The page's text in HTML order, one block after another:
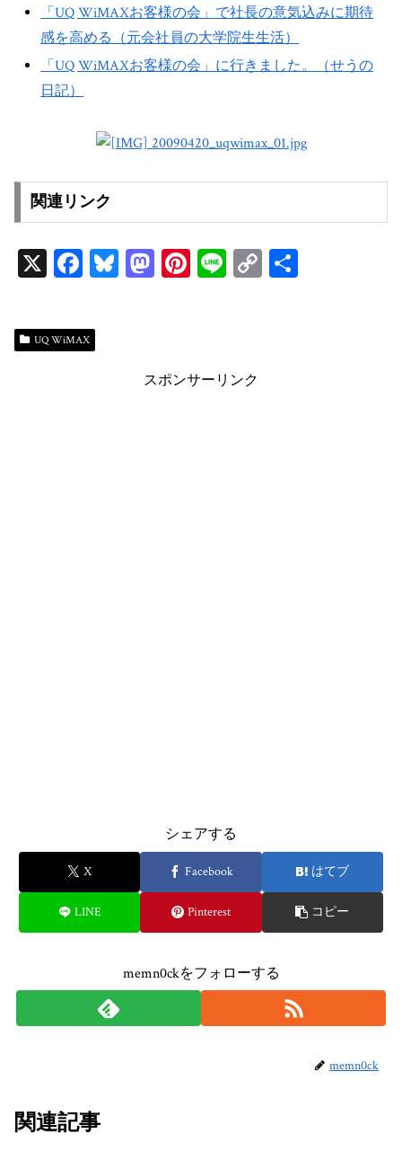
「UQ WiMAXお客様の会」で社長の意気込みに期待
感を高める（元会社員の大学院生生活）
「UQ WiMAXお客様の会」に行きました。（せうの
日記）
関連リンク
X Fa
bo
ok
Bl M
n
Pi
t
Li C
UQ WiMAX
スポンサーリンク
シェアする
X Facebook はてブ
LINE Pinterest コピー
memn0ckをフォローする
memn0ck
関連記事